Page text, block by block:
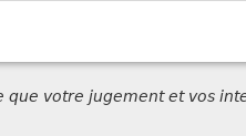
que votre jugement et vos